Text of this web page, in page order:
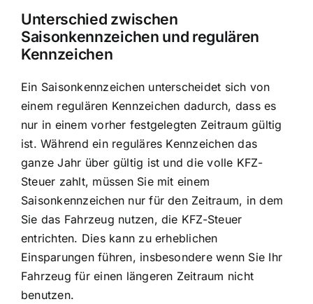
Unterschied zwischen
Saisonkennzeichen und regulären
Kennzeichen
Ein Saisonkennzeichen unterscheidet sich von
einem regulären Kennzeichen dadurch, dass es
nur in einem vorher festgelegten Zeitraum gültig
ist. Während ein reguläres Kennzeichen das
ganze Jahr über gültig ist und die volle KFZ-
Steuer zahlt, müssen Sie mit einem
Saisonkennzeichen nur für den Zeitraum, in dem
Sie das Fahrzeug nutzen, die KFZ-Steuer
entrichten. Dies kann zu erheblichen
Einsparungen führen, insbesondere wenn Sie Ihr
Fahrzeug für einen längeren Zeitraum nicht
benutzen.